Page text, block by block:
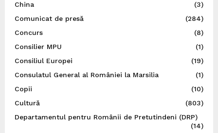
China
(3)
Comunicat de presă
(284)
Concurs
(8)
Consilier MPU
(1)
Consiliul Europei
(19)
Consulatul General al României la Marsilia
(1)
Copii
(10)
Cultură
(803)
Departamentul pentru Românii de Pretutindeni (DRP)
(14)